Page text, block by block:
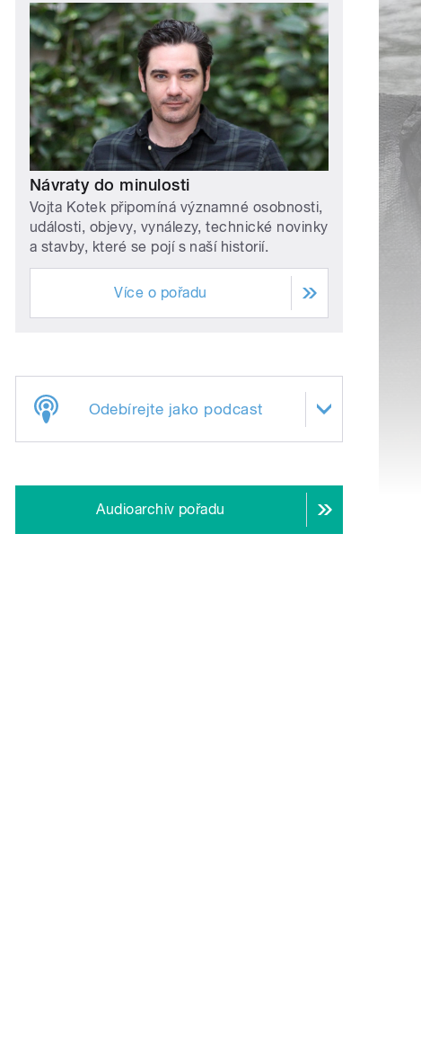
Návraty do minulosti
Vojta Kotek připomíná významné osobnosti,
události, objevy, vynálezy, technické novinky
a stavby, které se pojí s naší historií.
Více o pořadu
Odebírejte jako podcast
Audioarchiv pořadu